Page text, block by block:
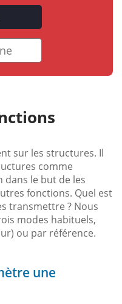
sur les structures. Il
comme
dans le but de les
fonctions. Quel est
transmettre ? Nous
modes habituels,
ou par référence.
une